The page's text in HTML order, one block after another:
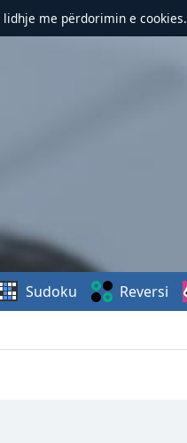
me përdorimin e cookies.
Sudoku Reversi